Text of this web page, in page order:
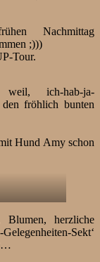
Nachmittag
;)))
Tour.
ich-hab-ja-
fröhlich bunten
Hund Amy schon
herzliche
Sekt‘